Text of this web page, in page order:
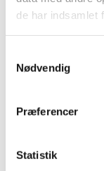
de har indsamlet
Nødvendig
Præferencer
Statistik